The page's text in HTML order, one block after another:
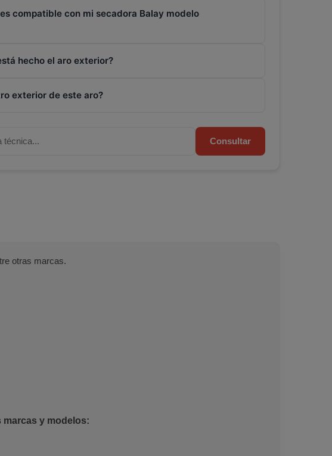
compatible con mi secadora Balay modelo
hecho el aro exterior?
exterior de este aro?
Consultar
otras marcas.
marcas y modelos: